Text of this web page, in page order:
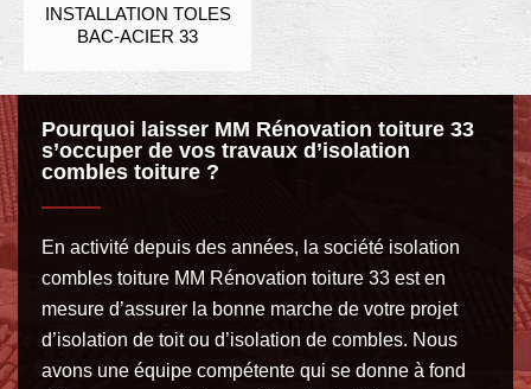
INSTALLATION TOLES
BAC-ACIER 33
Pourquoi laisser MM Rénovation toiture 33
s’occuper de vos travaux d’isolation
combles toiture ?
En activité depuis des années, la société isolation
combles toiture MM Rénovation toiture 33 est en
mesure d’assurer la bonne marche de votre projet
d’isolation de toit ou d’isolation de combles. Nous
avons une équipe compétente qui se donne à fond